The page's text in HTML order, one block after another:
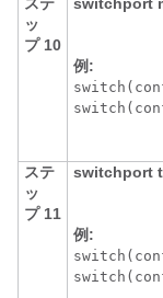
ッ
プ 10
例:
ステ
ッ
プ 11
switchport
例: